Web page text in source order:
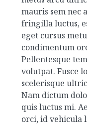
mauris sem nec
fringilla luctus,
eget cursus
condimentum
Pellentesque
volutpat. Fusce
scelerisque
Nam dictum
quis luctus mi.
orci, id vehicula